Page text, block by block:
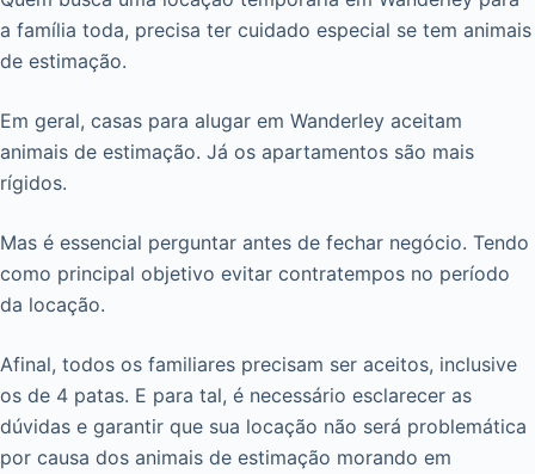
a família toda, precisa ter cuidado especial se tem animais
de estimação.
Em geral, casas para alugar em Wanderley aceitam
animais de estimação. Já os apartamentos são mais
rígidos.
Mas é essencial perguntar antes de fechar negócio. Tendo
como principal objetivo evitar contratempos no período
da locação.
Afinal, todos os familiares precisam ser aceitos, inclusive
os de 4 patas. E para tal, é necessário esclarecer as
dúvidas e garantir que sua locação não será problemática
por causa dos animais de estimação morando em